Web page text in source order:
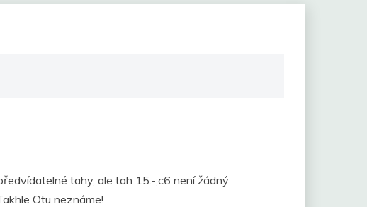
tahy, ale tah 15.-;c6 není žádný
Otu neznáme!